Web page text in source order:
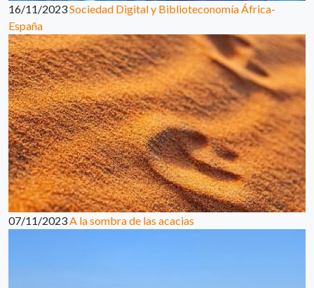
16/11/2023Sociedad Digital y Biblioteconomía África-
España
07/11/2023A la sombra de las acacias